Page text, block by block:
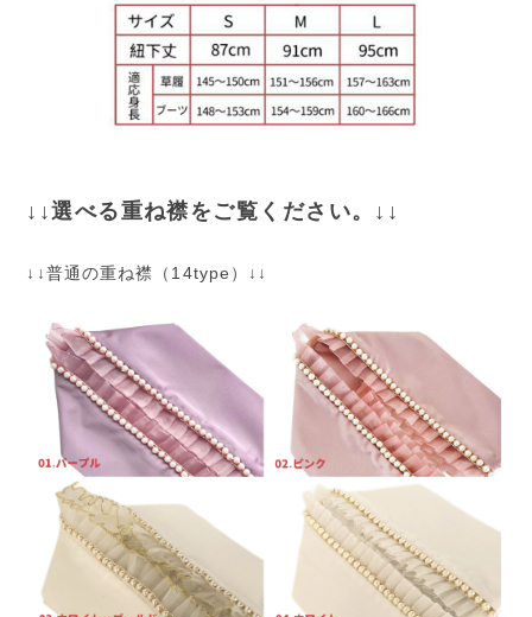
↓↓選べる重ね襟をご覧ください。↓↓
↓↓普通の重ね襟（14type）↓↓